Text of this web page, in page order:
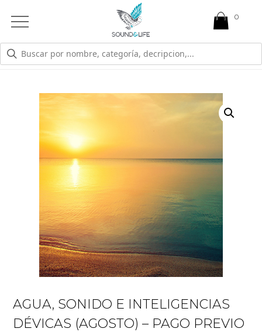
Open
Menu
TIENDA
AGUA, SONIDO E INTELIGENCIAS
DÉVICAS (AGOSTO) – PAGO PREVIO
0